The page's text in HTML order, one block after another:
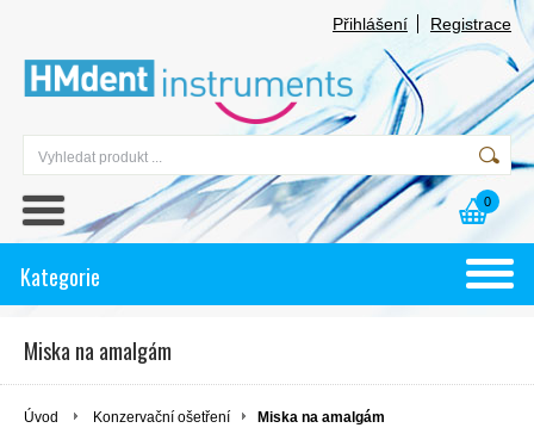
Přihlášení Registrace
0
Kategorie
Miska na amalgám
Úvod Konzervační ošetření Miska na amalgám